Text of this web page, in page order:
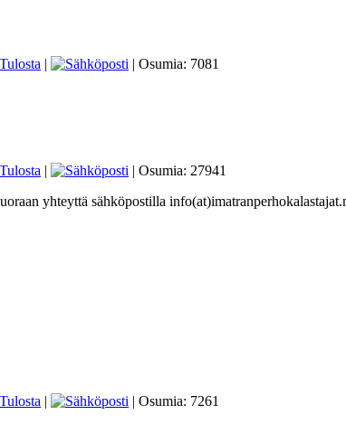
|
| Osumia: 7081
|
| Osumia: 27941
yhteyttä sähköpostilla
|
| Osumia: 7261